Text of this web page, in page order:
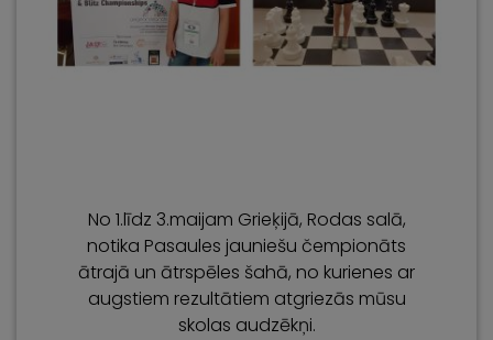
No 1.līdz 3.maijam Grieķijā, Rodas salā,
notika Pasaules jauniešu čempionāts
ātrajā un ātrspēles šahā, no kurienes ar
augstiem rezultātiem atgriezās mūsu
skolas audzēkņi.